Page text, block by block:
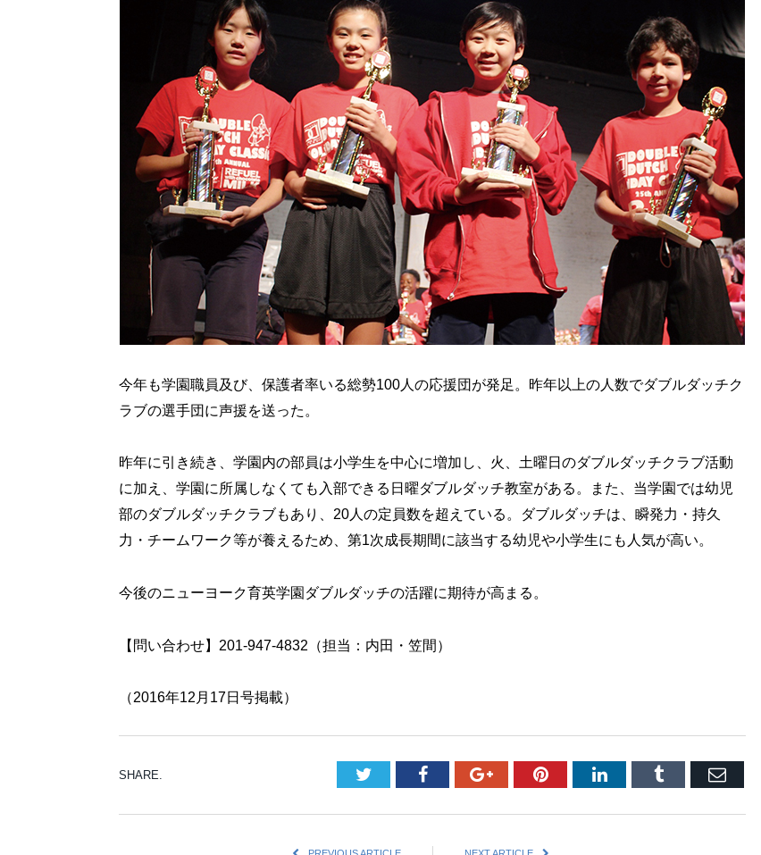
今年も学園職員及び、保護者率いる総勢100人の応援団が発足。昨年以上の人数でダブルダッチク
ラブの選手団に声援を送った。
昨年に引き続き、学園内の部員は小学生を中心に増加し、火、土曜日のダブルダッチクラブ活動
に加え、学園に所属しなくても入部できる日曜ダブルダッチ教室がある。また、当学園では幼児
部のダブルダッチクラブもあり、20人の定員数を超えている。ダブルダッチは、瞬発力・持久
力・チームワーク等が養えるため、第1次成長期間に該当する幼児や小学生にも人気が高い。
今後のニューヨーク育英学園ダブルダッチの活躍に期待が高まる。
【問い合わせ】201-947-4832（担当：内田・笠間）
（2016年12月17日号掲載）
SHARE. Twitter FacebookGoogle+PinterestLinkedInTumblr Email